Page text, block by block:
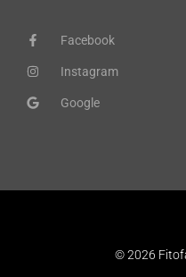
Facebook
Instagram
Google
© 2026